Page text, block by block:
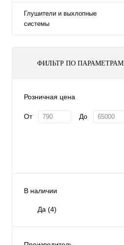
Глушители и выхлопные
системы
ФИЛЬТР ПО ПАРАМЕТРАМ
Розничная цена
От До
В наличии
Да (4)